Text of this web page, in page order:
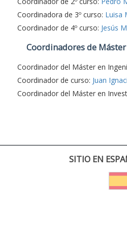
Coordinadora de 3º curso: Luisa
Coordinador de 4º curso: Jesús
Coordinadores de Máster
Coordinador del Máster en
Coordinador de curso: Juan
Coordinador del Máster en
SITIO EN